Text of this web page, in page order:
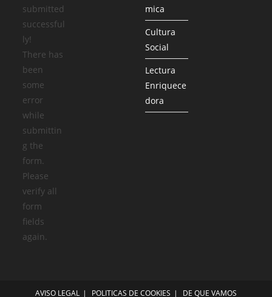
submitted
successful
ly!
There has
been
some
error
while
submittin
g the
form.
Please
verify all
form
fields
again.
mica
Cultura
Social
Lectura
Enriquece
dora
AVISO LEGAL POLITICAS DE COOKIES DE QUE VAMOS